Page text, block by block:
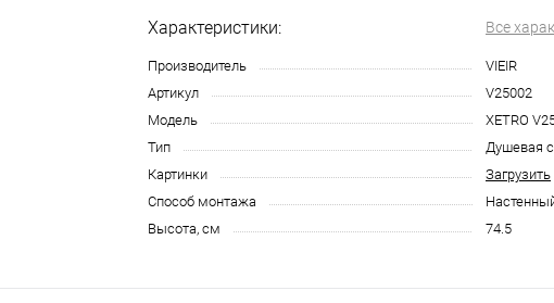
Характеристики: Все
Производитель
VIEIR
Артикул
V25002
Модель
XETRO
Тип
Душевая
Картинки
Загрузить
Способ монтажа
Высота, см
74.5